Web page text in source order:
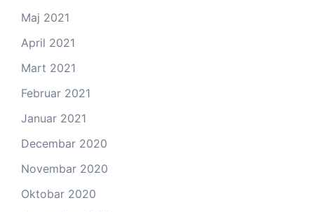
Maj 2021
April 2021
Mart 2021
Februar 2021
Januar 2021
Decembar 2020
Novembar 2020
Oktobar 2020